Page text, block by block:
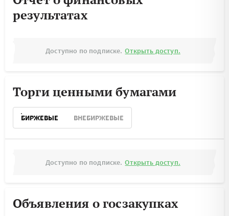
результатах
Доступно по подписке. Открыть доступ.
Торги ценными бумагами
БИРЖЕВЫЕ ВНЕБИРЖЕВЫЕ
Доступно по подписке. Открыть доступ.
Объявления о госзакупках